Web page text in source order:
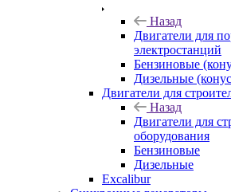
Назад
Двигатели для
электростанций
Бензиновые
Дизельные
Двигатели для
Назад
Двигатели для
оборудования
Бензиновые
Дизельные
Excalibur